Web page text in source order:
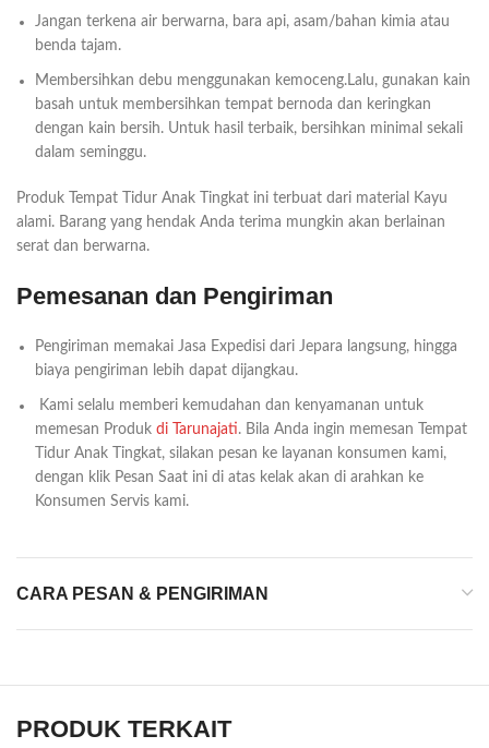
Jangan terkena air berwarna, bara api, asam/bahan kimia atau
benda tajam.
Membersihkan debu menggunakan kemoceng.Lalu, gunakan kain
basah untuk membersihkan tempat bernoda dan keringkan
dengan kain bersih. Untuk hasil terbaik, bersihkan minimal sekali
dalam seminggu.
Produk Tempat Tidur Anak Tingkat ini terbuat dari material Kayu
alami. Barang yang hendak Anda terima mungkin akan berlainan
serat dan berwarna.
Pemesanan dan Pengiriman
Pengiriman memakai Jasa Expedisi dari Jepara langsung, hingga
biaya pengiriman lebih dapat dijangkau.
Kami selalu memberi kemudahan dan kenyamanan untuk
memesan Produk di Tarunajati. Bila Anda ingin memesan Tempat
Tidur Anak Tingkat, silakan pesan ke layanan konsumen kami,
dengan klik Pesan Saat ini di atas kelak akan di arahkan ke
Konsumen Servis kami.
CARA PESAN & PENGIRIMAN
PRODUK TERKAIT